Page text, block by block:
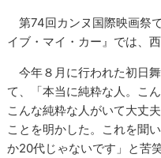
第74回カンヌ国際映画祭
イブ・マイ・カー』では、
今年８月に行われた初日
て、「本当に純粋な人。こ
こんな純粋な人がいて大丈
ことを明かした。これを聞
か20代じゃないです」と苦笑